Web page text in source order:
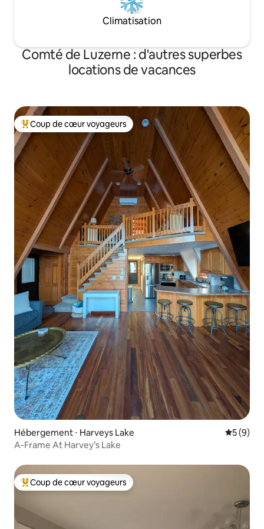
Climatisation
Comté de Luzerne : d'autres superbes
locations de vacances
Coups de cœur voyageurs les plus appréciés
Coup de cœur voyageurs
Hébergement ⋅ Harveys Lake
5 (9)
A-Frame At Harvey’s Lake
Coups de cœur voyageurs les plus appréciés
Coup de cœur voyageurs